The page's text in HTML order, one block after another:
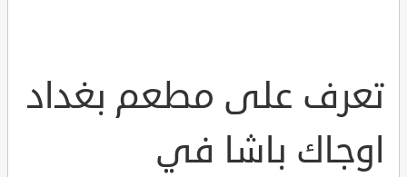
تعرف على مطعم بغداد
اوجاك باشا في